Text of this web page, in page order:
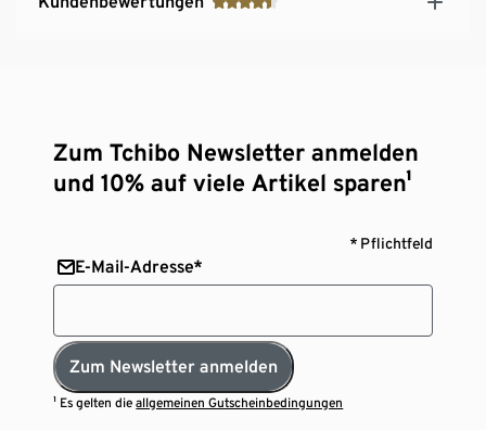
Arm
Zum Tchibo Newsletter anmelden
und 10% auf viele Artikel sparen¹
* Pflichtfeld
E-Mail-Adresse*
Zum Newsletter anmelden
¹ Es gelten dieallgemeinen Gutscheinbedingungen